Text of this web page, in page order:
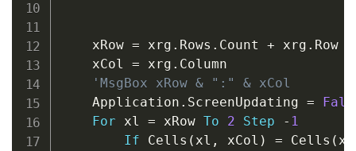
    xRow
= xrg . Rows . Count + xrg . Row
    xCol
= xrg . Column
'MsgBox xRow & ":" & xCol
    Application
. ScreenUpdating =
For xl = xRow To 2 Step - 1
If Cells ( xl , xCol ) = Cells (